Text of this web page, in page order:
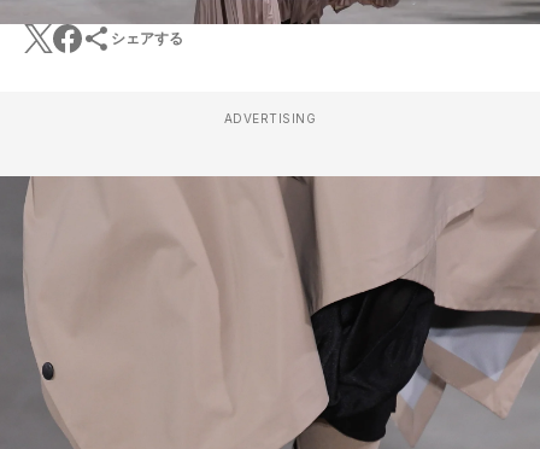
シェアする
ADVERTISING